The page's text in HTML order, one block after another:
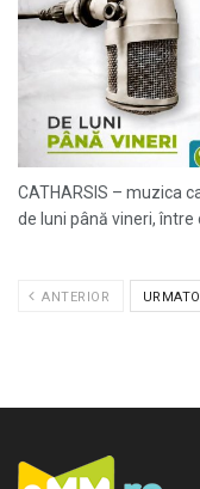
CATHARSIS – muzica
de luni până vineri, între
ANTERIOR